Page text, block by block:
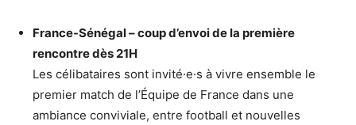
France-Sénégal – coup d’envoi de la première
rencontre dès 21H
Les célibataires sont invité·e·s à vivre ensemble le
premier match de l’Équipe de France dans une
ambiance conviviale, entre football et nouvelles